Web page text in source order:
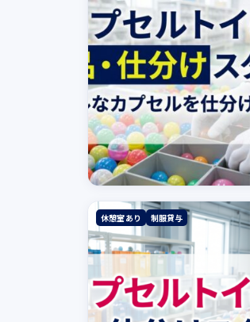
休憩室あり 制服貸与